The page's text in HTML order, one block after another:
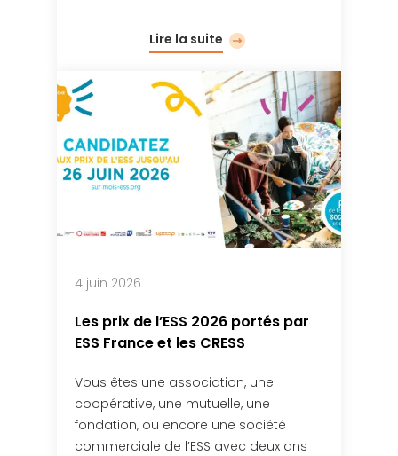
Lire la suite
4 juin 2026
Les prix de l’ESS 2026 portés par
ESS France et les CRESS
Vous êtes une association, une
coopérative, une mutuelle, une
fondation, ou encore une société
commerciale de l’ESS avec deux ans